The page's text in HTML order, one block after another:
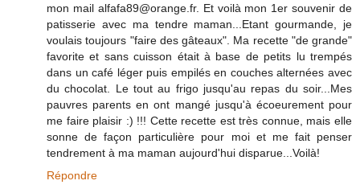
mon mail alfafa89@orange.fr. Et voilà mon 1er souvenir de
patisserie avec ma tendre maman...Etant gourmande, je
voulais toujours "faire des gâteaux". Ma recette "de grande"
favorite et sans cuisson était à base de petits lu trempés
dans un café léger puis empilés en couches alternées avec
du chocolat. Le tout au frigo jusqu'au repas du soir...Mes
pauvres parents en ont mangé jusqu'à écoeurement pour
me faire plaisir :) !!! Cette recette est très connue, mais elle
sonne de façon particulière pour moi et me fait penser
tendrement à ma maman aujourd'hui disparue...Voilà!
Répondre